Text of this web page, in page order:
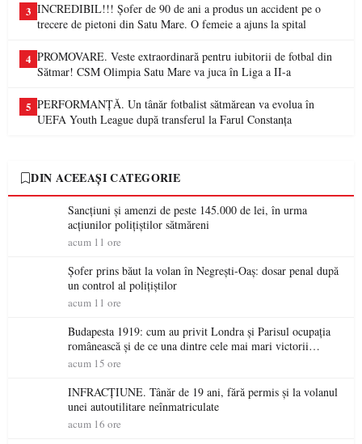
3 INCREDIBIL!!! Șofer de 90 de ani a produs un accident pe o
trecere de pietoni din Satu Mare. O femeie a ajuns la spital
4 PROMOVARE. Veste extraordinară pentru iubitorii de fotbal din
Sătmar! CSM Olimpia Satu Mare va juca în Liga a II-a
5 PERFORMANȚĂ. Un tânăr fotbalist sătmărean va evolua în
UEFA Youth League după transferul la Farul Constanța
DIN ACEEAȘI CATEGORIE
Sancțiuni și amenzi de peste 145.000 de lei, în urma
acțiunilor polițiștilor sătmăreni
acum 11 ore
Șofer prins băut la volan în Negrești-Oaș: dosar penal după
un control al polițiștilor
acum 11 ore
Budapesta 1919: cum au privit Londra și Parisul ocupația
românească și de ce una dintre cele mai mari victorii
militare ale României a devenit o controversă diplomatică
acum 15 ore
INFRACȚIUNE. Tânăr de 19 ani, fără permis și la volanul
unei autoutilitare neînmatriculate
acum 16 ore